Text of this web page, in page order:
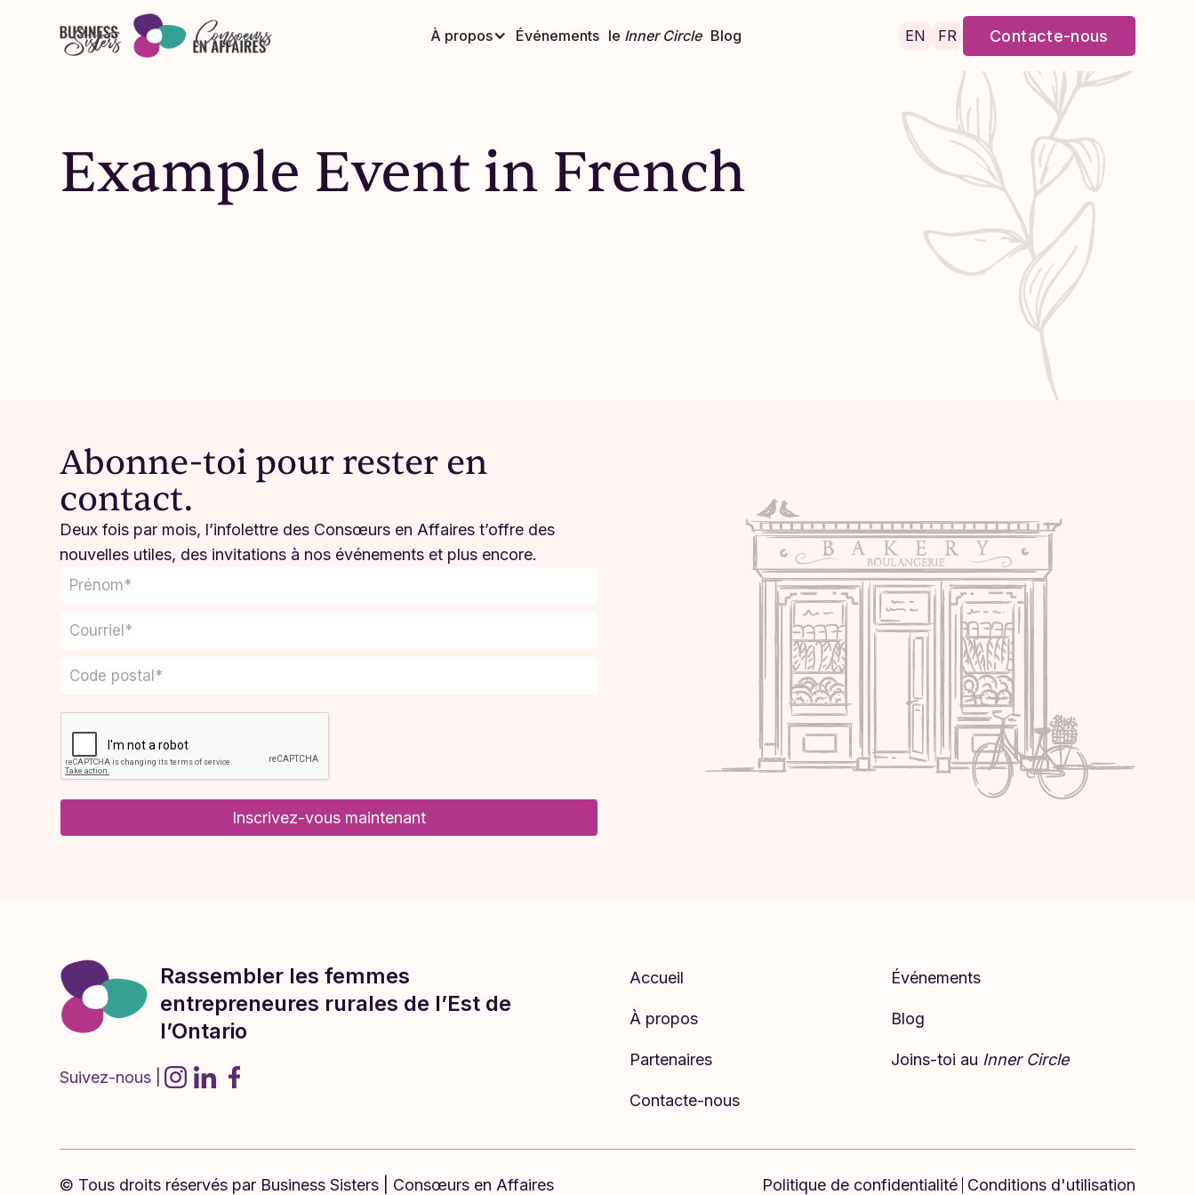
À propos
Événements le Inner Circle Blog EN FR Contacte-nous
Example Event in French
Abonne-toi pour rester en
contact.
Deux fois par mois, l’infolettre des Consœurs en Affaires t’offre des
nouvelles utiles, des invitations à nos événements et plus encore.
Inscrivez-vous maintenant
Rassembler les femmes
entrepreneures rurales de l’Est de
l’Ontario
Suivez-nous |
Accueil Événements
À propos Blog
Partenaires Joins-toi au Inner Circle
Contacte-nous
© Tous droits réservés par ​​Business Sisters | Consœurs en Affaires Politique de confidentialité Conditions d'utilisation